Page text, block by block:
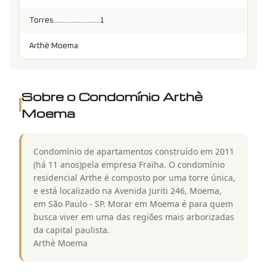
Torres..........................1
Arthè Moema
Sobre o Condomínio Arthè
Moema
Condomínio de apartamentos construído em 2011
(há 11 anos)pela empresa Fraiha. O condomínio
residencial Arthe é composto por uma torre única,
e está localizado na Avenida Juriti 246, Moema,
em São Paulo - SP. Morar em Moema é para quem
busca viver em uma das regiões mais arborizadas
da capital paulista.
Arthè Moema